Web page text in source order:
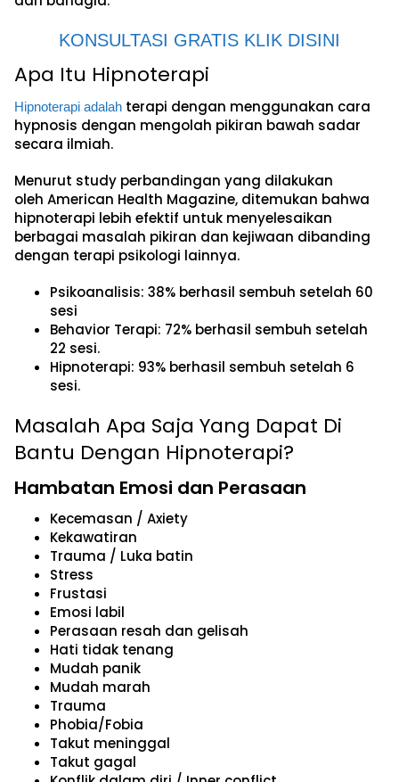
KONSULTASI GRATIS KLIK DISINI
Apa Itu Hipnoterapi
Hipnoterapi adalah terapi dengan menggunakan cara
hypnosis dengan mengolah pikiran bawah sadar
secara ilmiah.
Menurut study perbandingan yang dilakukan
oleh American Health Magazine, ditemukan bahwa
hipnoterapi lebih efektif untuk menyelesaikan
berbagai masalah pikiran dan kejiwaan dibanding
dengan terapi psikologi lainnya.
Psikoanalisis: 38% berhasil sembuh setelah 60
sesi
Behavior Terapi: 72% berhasil sembuh setelah
22 sesi.
Hipnoterapi: 93% berhasil sembuh setelah 6
sesi.
Masalah Apa Saja Yang Dapat Di
Bantu Dengan Hipnoterapi?
Hambatan Emosi dan Perasaan
Kecemasan / Axiety
Kekawatiran
Trauma / Luka batin
Stress
Frustasi
Emosi labil
Perasaan resah dan gelisah
Hati tidak tenang
Mudah panik
Mudah marah
Trauma
Phobia/Fobia
Takut meninggal
Takut gagal